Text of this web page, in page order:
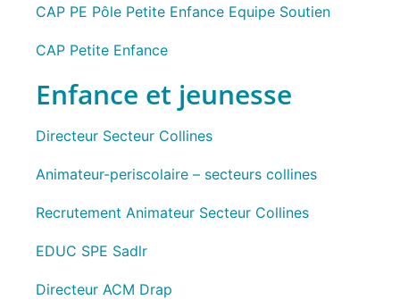
CAP PE Pôle Petite Enfance Equipe Soutien
CAP Petite Enfance
Enfance et jeunesse
Directeur Secteur Collines
Animateur-periscolaire – secteurs collines
Recrutement Animateur Secteur Collines
EDUC SPE Sadlr
Directeur ACM Drap